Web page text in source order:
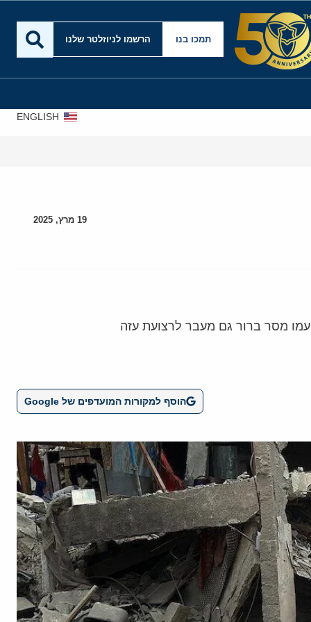
תמכו בנו הרשמו לניוזלטר שלנו
ENGLISH
19 מרץ, 2025
מסר ברור גם מעבר לרצועת עזה
הוסף למקורות המועדפים של Google